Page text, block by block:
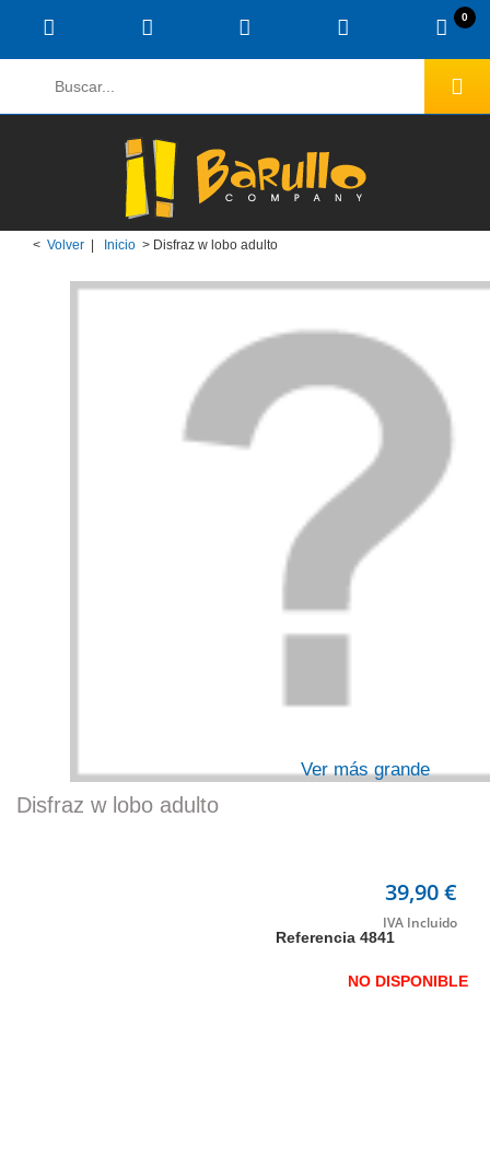
0
< Volver Inicio > Disfraz w lobo adulto
Ver más grande
Disfraz w lobo adulto
Referencia4841
39,90 €
NO DISPONIBLE